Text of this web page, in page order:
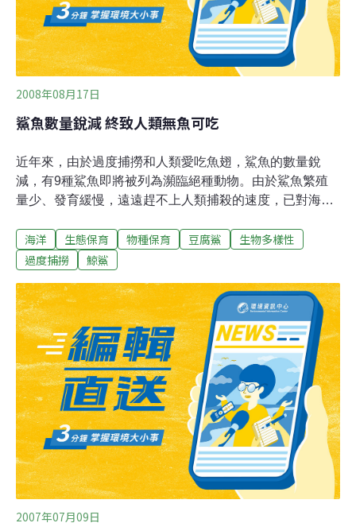
被護送下送到外海，短期在海、淡水交雜的環境中活動，
對健康應該還沒有大礙。
2008年08月17日
鯊魚數量銳減 終致人類無魚可吃
近年來，由於過度捕撈和人類愛吃魚翅，鯊魚的數量銳
減，有9種鯊魚即將被列為瀕臨絕種動物。由於鯊魚繁殖
量少、發育緩慢，遠遠趕不上人類捕殺的速度，已對海洋
類，頭部感應電波磁場的範圍，比其它鯊魚來得廣大，海
洋中無論大小魚都退避三舍，但牠們在部分地區已銳減
盟即將把牠列入瀕臨絕種動物的名單。另外，小角鯊的繁
殖量少，而且一出生就得靠自己面對殘酷的競爭環境，還
好有背上與生俱來的武器─硬棘，能幫牠躲過不少劫難。
從雙髻鯊、小角鯊例子中我們得知，牠們最大的敵人反而
來自岸上；海岸開發、海洋污染及漁業發展，讓鯊魚的生
存環境遭破壞，食物也大量減少，加上亞洲人愛吃魚翅和
豆腐鯊，更加速鯊魚滅絕。 鯊魚屬於海洋生物鏈中最上
層，以俗稱豆腐鯊的鯨鯊為例，一旦數量減少，原本鯨鯊
濾食的食物鏈中層生物將大量增加，危及食物鏈底層的
海洋 生態保育 物種保育 豆腐鯊
生物多樣性
過度捕撈
鯨鯊
2007年07月09日